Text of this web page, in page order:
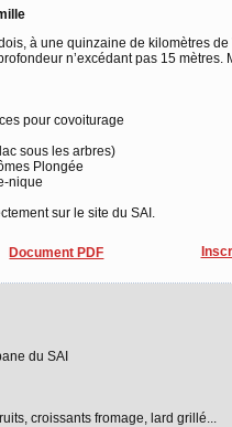
à une quinzaine de kilomètres
n’excédant pas 15
pour covoiturage
sous les arbres)
Plongée
nique
sur le site du SAI.
Document PDF
du SAI
croissants fromage, lard grillé...